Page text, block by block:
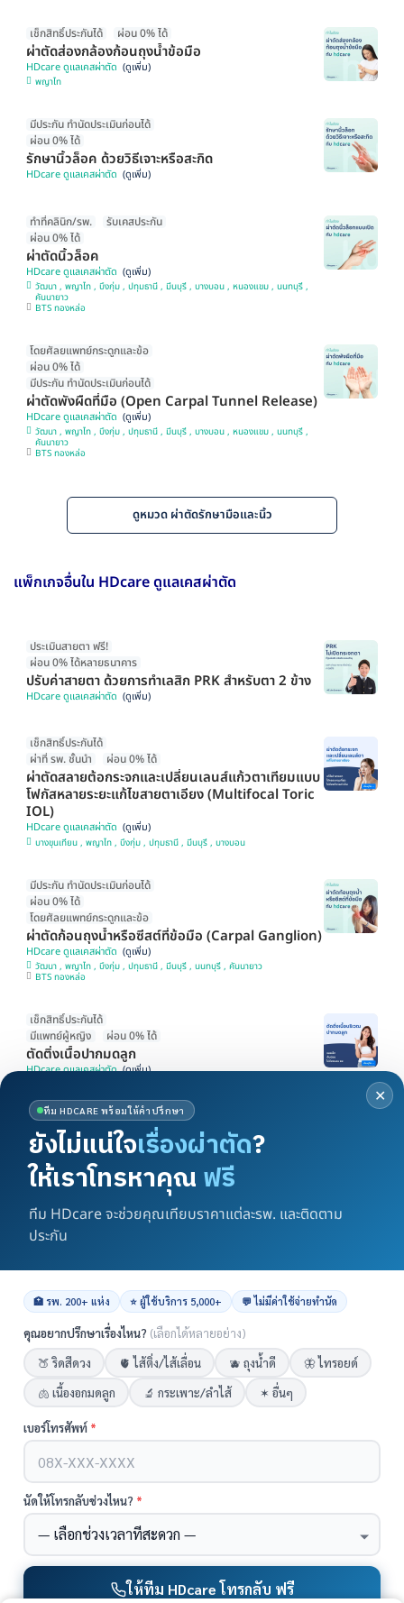
✕
ทีม HDCARE พร้อมให้คำปรึกษา
ยังไม่แน่ใจเรื่องผ่าตัด?
ให้เราโทรหาคุณฟรี
ทีม HDcare จะช่วยคุณเทียบราคาแต่ละรพ. และติดตาม
ประกัน
🏥 รพ. 200+ แห่ง ⭐ ผู้ใช้บริการ 5,000+ 💬 ไม่มีค่าใช้จ่ายทำนัด
คุณอยากปรึกษาเรื่องไหน? (เลือกได้หลายอย่าง)
🍑 ริดสีดวง
🫀 ไส้ติ่ง/ไส้เลื่อน 🫐 ถุงน้ำดี
🦋 ไทรอยด์
🫁 เนื้องอกมดลูก
🔬 กระเพาะ/ลำไส้ ✶ อื่นๆ
เบอร์โทรศัพท์ *
นัดให้โทรกลับช่วงไหน? *
ให้ทีม HDcare โทรกลับ ฟรี
เช็กสิทธิ์ประกันได้ ผ่อน 0% ได้
ผ่าตัดส่องกล้องก้อนถุงน้ำข้อมือ
HDcare ดูแลเคสผ่าตัด
พญาไท
มีประกัน ทำนัดประเมินก่อนได้
ผ่อน 0% ได้
รักษานิ้วล็อค ด้วยวิธีเจาะหรือสะกิด
HDcare ดูแลเคสผ่าตัด
ทำที่คลินิก/รพ.
รับเคสประกัน
ผ่อน 0% ได้
ผ่าตัดนิ้วล็อค
HDcare ดูแลเคสผ่าตัด
วัฒนา , พญาไท , บึงกุ่ม , ปทุมธานี , มีนบุรี , บางบอน , หนองแขม , นนทบุรี ,
คันนายาว
BTS ทองหล่อ
โดยศัลยแพทย์กระดูกและข้อ
ผ่อน 0% ได้
มีประกัน ทำนัดประเมินก่อนได้
ผ่าตัดพังผืดที่มือ (Open Carpal Tunnel Release)
HDcare ดูแลเคสผ่าตัด
วัฒนา , พญาไท , บึงกุ่ม , ปทุมธานี , มีนบุรี , บางบอน , หนองแขม , นนทบุรี ,
คันนายาว
BTS ทองหล่อ
ดูหมวด ผ่าตัดรักษามือและนิ้ว
แพ็กเกจอื่นใน HDcare ดูแลเคสผ่าตัด
ประเมินสายตา ฟรี!
ผ่อน 0% ได้หลายธนาคาร
ปรับค่าสายตา ด้วยการทำเลสิก PRK สำหรับตา 2 ข้าง
HDcare ดูแลเคสผ่าตัด
เช็กสิทธิ์ประกันได้
ผ่าที่ รพ. ชั้นนำ
ผ่อน 0% ได้
ผ่าตัดสลายต้อกระจกและเปลี่ยนเลนส์แก้วตาเทียมแบบ
โฟกัสหลายระยะแก้ไขสายตาเอียง (Multifocal Toric
IOL)
HDcare ดูแลเคสผ่าตัด
บางขุนเทียน , พญาไท , บึงกุ่ม , ปทุมธานี , มีนบุรี , บางบอน
มีประกัน ทำนัดประเมินก่อนได้
ผ่อน 0% ได้
โดยศัลยแพทย์กระดูกและข้อ
ผ่าตัดก้อนถุงน้ำหรือซีสต์ที่ข้อมือ (Carpal Ganglion)
HDcare ดูแลเคสผ่าตัด
วัฒนา , พญาไท , บึงกุ่ม , ปทุมธานี , มีนบุรี , นนทบุรี , คันนายาว
BTS ทองหล่อ
เช็กสิทธิ์ประกันได้
มีแพทย์ผู้หญิง
ผ่อน 0% ได้
ตัดติ่งเนื้อปากมดลูก
HDcare ดูแลเคสผ่าตัด
ผ่อน 0% ได้
มีแพทย์เฉพาะทาง
มีประกัน นัดประเมินได้
ทำหมันหญิงแบบส่องกล้อง
HDcare ดูแลเคสผ่าตัด
นนทบุรี
แอดมินพร้อมดูแลคุณทุกวันทางไลน์
เราใช้คุกกี้เพื่อให้คุณได้รับประสบการณ์ออนไลน์ที่ดีที่สุด